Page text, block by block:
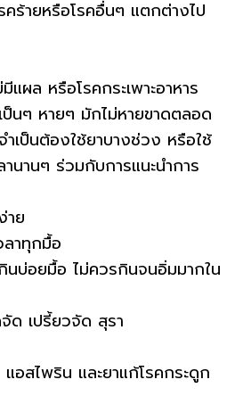
คร้ายหรือโรคอื่นๆ แตกต่างไป
แผล หรือโรคกระเพาะอาหาร
ป็นๆ หายๆ มักไม่หายขาดตลอด
เป็นต้องใช้ยาบางช่วง หรือใช้
านานๆ ร่วมกับการแนะนำการ
าย
าทุกมื้อ
บ่อยมื้อ ไม่ควรกินจนอิ่มมากใน
ด เปรี้ยวจัด สุรา
อสไพริน และยาแก้โรคกระดูก